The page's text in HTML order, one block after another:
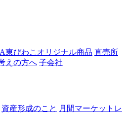
東びわこオリジナル商品 直売所
えの方へ 子会社
資産形成のこと 月間マーケットレ